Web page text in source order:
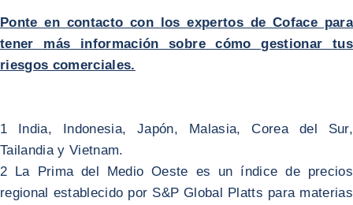
Ponte en contacto con los expertos de Coface para
tener más información sobre cómo gestionar tus
riesgos comerciales.
1 India, Indonesia, Japón, Malasia, Corea del Sur,
Tailandia y Vietnam.
2 La Prima del Medio Oeste es un índice de precios
regional establecido por S&P Global Platts para materias